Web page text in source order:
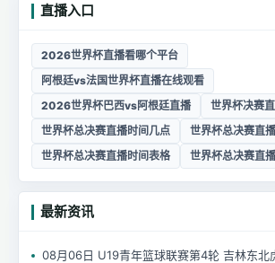
直播入口
2026世界杯直播看哪个平台
阿根廷vs法国世界杯直播在线观看
2026世界杯巴西vs阿根廷直播
世界杯决赛
世界杯总决赛直播时间几点
世界杯总决赛直
世界杯总决赛直播时间表格
世界杯总决赛直
最新资讯
08月06日 U19青年篮球联赛第4轮 吉林东北